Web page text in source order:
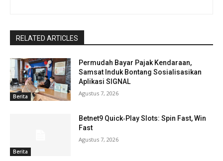
RELATED ARTICLES
Berita
Permudah Bayar Pajak Kendaraan,
Samsat Induk Bontang Sosialisasikan
Aplikasi SIGNAL
Agustus 7, 2026
Berita
Betnet9 Quick‑Play Slots: Spin Fast, Win
Fast
Agustus 7, 2026